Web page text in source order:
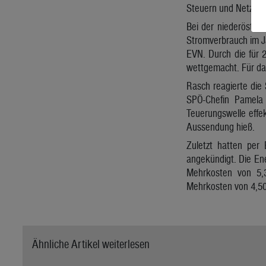
Steuern und
Bei der
Stromverbrauch im
EVN. Durch die für
wettgemacht. Für
Rasch reagierte die
SPÖ-Chefin
Teuerungswelle
Aussendung hieß.
Zuletzt hatten per
angekündigt. Die
Mehrkosten von
Mehrkosten von
Ähnliche Artikel weiterlesen